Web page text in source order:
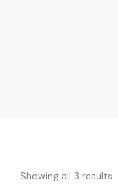
Showing all 3 results